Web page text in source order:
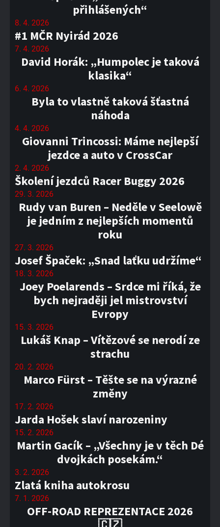
přihlášených“
8. 4. 2026
#1 MČR Nyirád 2026
7. 4. 2026
David Horák: „Humpolec je taková
klasika“
6. 4. 2026
Byla to vlastně taková šťastná
náhoda
4. 4. 2026
Giovanni Trincossi: Máme nejlepší
jezdce a auto v CrossCar
2. 4. 2026
Školení jezdců Racer Buggy 2026
29. 3. 2026
Rudy van Buren – Neděle v Seelowě
je jedním z nejlepších momentů
roku
27. 3. 2026
Josef Špaček: „Snad laťku udržíme“
18. 3. 2026
Joey Poelarends – Srdce mi říká, že
bych nejraději jel mistrovství
Evropy
15. 3. 2026
Lukáš Knap – Vítězové se nerodí ze
strachu
20. 2. 2026
Marco Fürst – Těšte se na výrazné
změny
17. 2. 2026
Jarda Hošek slaví narozeniny
15. 2. 2026
Martin Gacík – „Všechny je v těch Dé
dvojkách posekám.“
3. 2. 2026
Zlatá kniha autokrosu
7. 1. 2026
OFF-ROAD REPREZENTACE 2026